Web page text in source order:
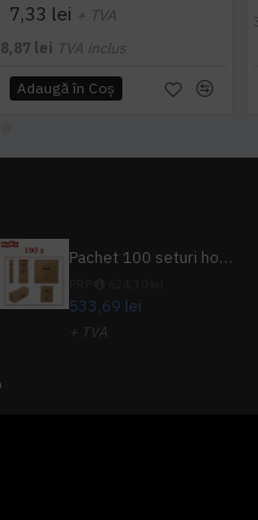
7,33 lei + TVA
8,87 lei TVA inclus
Adaugă în Coş
Pachet 100 seturi hoteliere, set dentar, set barbierit, casca de dus, pila unghii, set cusut
533,69 lei
+ TVA